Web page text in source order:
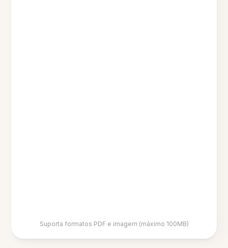
Suporta formatos PDF e imagem (máximo 100MB)